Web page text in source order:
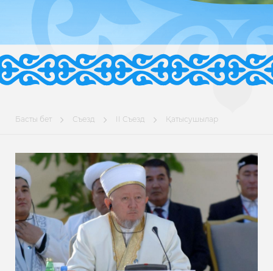
Басты бет Съезд II Съезд Қатысушылар